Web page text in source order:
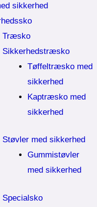
sikkerhed
Træsko
Sikkerhedstræsko
Tøffeltræsko med
sikkerhed
Kaptræsko med
sikkerhed
Støvler med sikkerhed
Gummistøvler
med sikkerhed
Specialsko